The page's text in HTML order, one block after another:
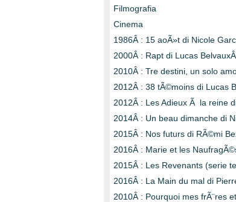
Filmografia
Cinema
1986Â : 15 aoÃ»t di Nicole
2000Â : Rapt di Lucas
2010Â : Tre destini, un solo
2012Â : 38 tÃ©moins di Lucas
2012Â : Les Adieux Ã la reine
2014Â : Un beau dimanche di
2015Â : Nos futurs di RÃ©mi
2016Â : Marie et les
2015Â : Les Revenants (serie
2016Â : La Main du mal di
2010Â : Pourquoi mes frÃ¨res